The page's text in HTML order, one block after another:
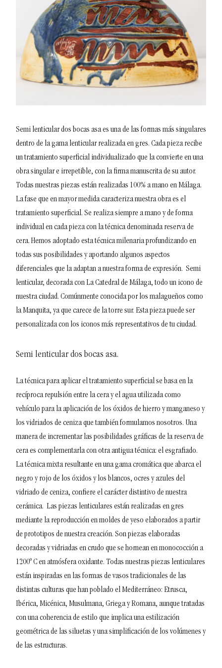
Semi lenticular dos bocas asa es una de las formas más singulares
dentro de la gama lenticular realizada en gres. Cada pieza recibe
un tratamiento superficial individualizado que la convierte en una
obra singular e irrepetible, con la firma manuscrita de su autor.
Todas nuestras piezas están realizadas 100% a mano en Málaga.
La fase que en mayor medida caracteriza nuestra obra es el
tratamiento superficial. Se realiza siempre a mano y de forma
individual en cada pieza con la técnica denominada reserva de
cera. Hemos adoptado esta técnica milenaria profundizando en
todas sus posibilidades y aportando algunos aspectos
diferenciales que la adaptan a nuestra forma de expresión. Semi
lenticular, decorada con La Catedral de Málaga, todo un icono de
nuestra ciudad. Comúnmente conocida por los malagueños como
la Manquita, ya que carece de la torre sur. Esta pieza puede ser
personalizada con los iconos más representativos de tu ciudad.
Semi lenticular dos bocas asa.
La técnica para aplicar el tratamiento superficial se basa en la
recíproca repulsión entre la cera y el agua utilizada como
vehículo para la aplicación de los óxidos de hierro y manganeso y
los vidriados de ceniza que también formulamos nosotros. Una
manera de incrementar las posibilidades gráficas de la reserva de
cera es complementarla con otra antigua técnica: el esgrafiado.
La técnica mixta resultante en una gama cromática que abarca el
negro y rojo de los óxidos y los blancos, ocres y azules del
vidriado de ceniza, confiere el carácter distintivo de nuestra
cerámica. Las piezas lenticulares están realizadas en gres
mediante la reproducción en moldes de yeso elaborados a partir
de prototipos de nuestra creación. Son piezas elaboradas
decoradas y vidriadas en crudo que se hornean en monococción a
1200º C en atmósfera oxidante. Todas nuestras piezas lenticulares
están inspiradas en las formas de vasos tradicionales de las
distintas culturas que han poblado el Mediterráneo: Etrusca,
Ibérica, Micénica, Musulmana, Griega y Romana, aunque tratadas
con una coherencia de estilo que implica una estilización
geométrica de las siluetas y una simplificación de los volúmenes y
de las estructuras.